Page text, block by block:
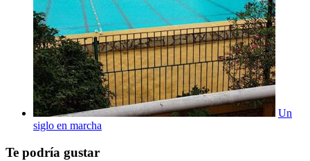
Un
siglo en marcha
Te podría gustar